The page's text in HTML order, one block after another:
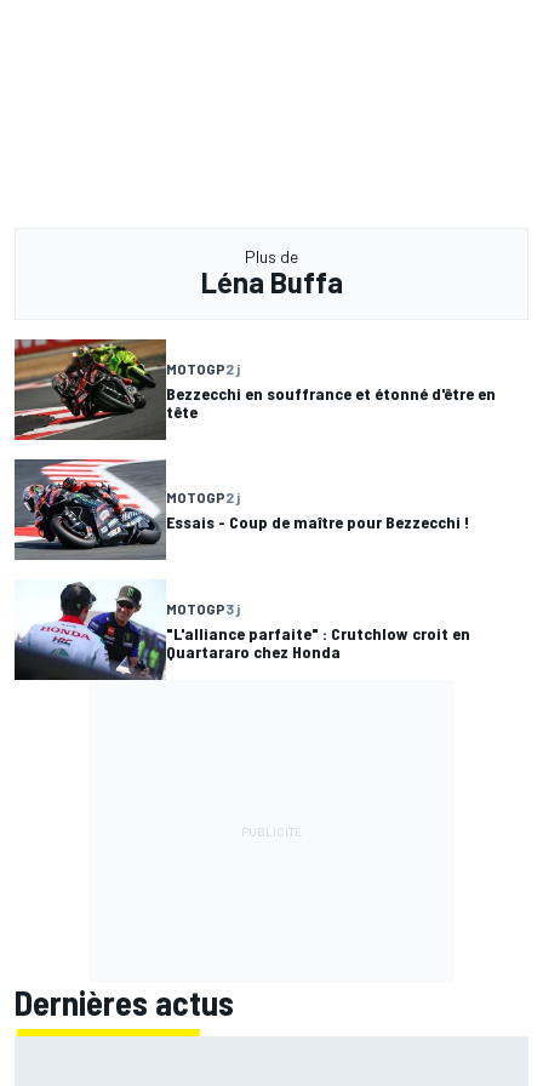
Plus de
Léna Buffa
MOTOGP2 j
Bezzecchi en souffrance et étonné d'être en
tête
MOTOGP2 j
Essais - Coup de maître pour Bezzecchi !
MOTOGP3 j
"L'alliance parfaite" : Crutchlow croit en
Quartararo chez Honda
Dernières actus